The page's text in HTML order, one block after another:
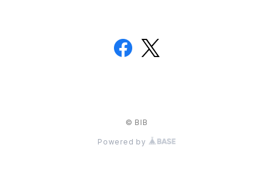
© BIB
Powered by